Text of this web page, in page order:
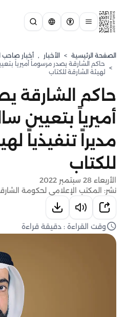
الصفحة الرئيسية > الأخبار , أخبار صاحب
>
حاكم الشارقة يصدر مرسوماً أميرياً
لهيئة الشارقة للكتاب
حاكم الشارقة
أميرياً بتعيين
مديراً تنفيذياً
للكتاب
الأربعاء 28 سبتمبر 2022
نشر: المكتب الإعلامي لحكومة
وقت القراءة : دقيقة قراءة